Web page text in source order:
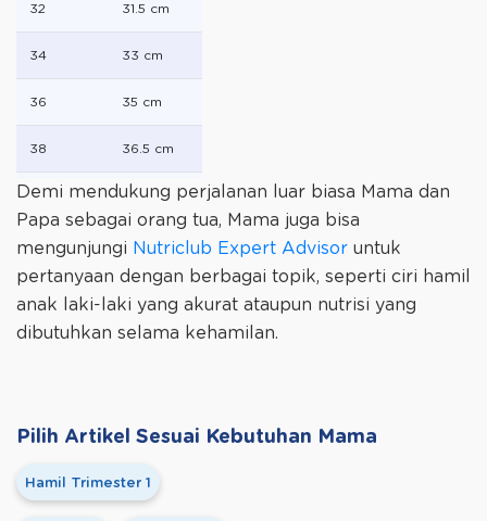
32 31.5 cm
34 33 cm
36 35 cm
38 36.5 cm
40 38 cm
42 39 cm
Demi mendukung perjalanan luar biasa Mama dan
Papa sebagai orang tua, Mama juga bisa
mengunjungi Nutriclub Expert Advisor untuk
pertanyaan dengan berbagai topik, seperti ciri hamil
anak laki-laki yang akurat ataupun nutrisi yang
dibutuhkan selama kehamilan.
Pilih Artikel Sesuai Kebutuhan Mama
Hamil Trimester 1